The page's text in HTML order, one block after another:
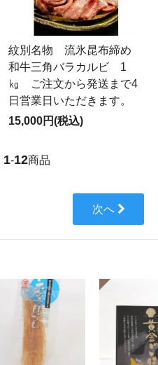
紋別名物 流氷昆布締め
和牛三角バラカルビ 1
㎏ ご注文から発送まで4
日営業日いただきます。
15,000円(税込)
1-12商品
次へ